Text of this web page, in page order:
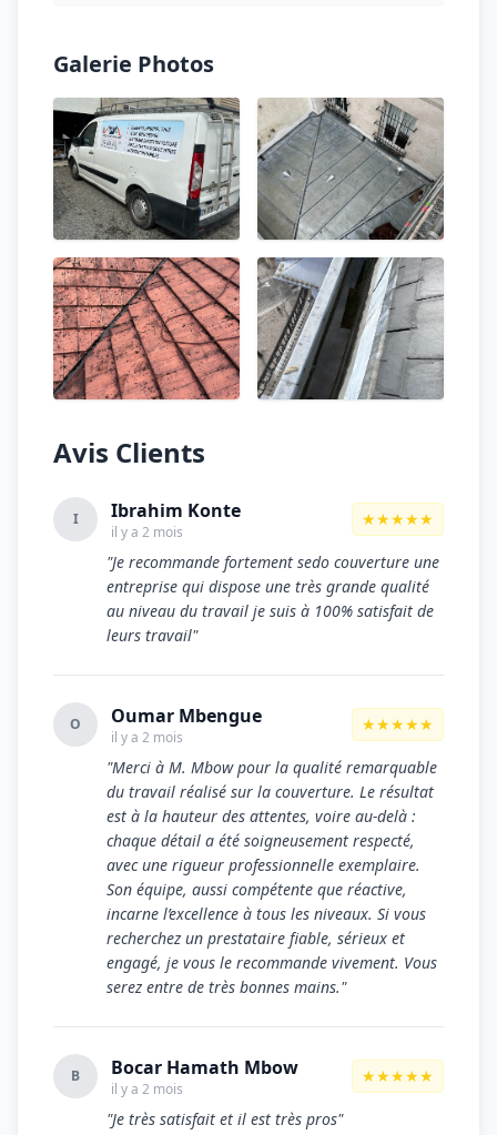
Galerie Photos
Avis Clients
I Ibrahim Konte
il y a 2 mois
★★★★★
"Je recommande fortement sedo couverture une
entreprise qui dispose une très grande qualité
au niveau du travail je suis à 100% satisfait de
leurs travail"
O Oumar Mbengue
il y a 2 mois
★★★★★
"Merci à M. Mbow pour la qualité remarquable
du travail réalisé sur la couverture. Le résultat
est à la hauteur des attentes, voire au-delà :
chaque détail a été soigneusement respecté,
avec une rigueur professionnelle exemplaire.
Son équipe, aussi compétente que réactive,
incarne l’excellence à tous les niveaux. Si vous
recherchez un prestataire fiable, sérieux et
engagé, je vous le recommande vivement. Vous
serez entre de très bonnes mains."
B Bocar Hamath Mbow
il y a 2 mois
★★★★★
"Je très satisfait et il est très pros"